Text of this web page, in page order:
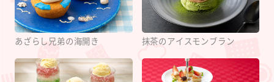
あざらし兄弟の海開き 抹茶のアイスモンブラン